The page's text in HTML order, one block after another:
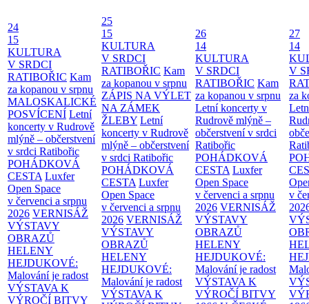
24
15
KULTURA
V SRDCI
RATIBOŘIC Kam
za kopanou v srpnu
MALOSKALICKÉ
POSVÍCENÍ Letní
koncerty v Rudrově
mlýně – občerstvení
v srdci Ratibořic
POHÁDKOVÁ
CESTA Luxfer
Open Space
v červenci a srpnu
2026 VERNISÁŽ
VÝSTAVY
OBRAZŮ
HELENY
HEJDUKOVÉ:
Malování je radost
VÝSTAVA K
VÝROČÍ BITVY
25
15
KULTURA
V SRDCI
RATIBOŘIC Kam
za kopanou v srpnu
ZÁPIS NA VÝLET
NA ZÁMEK
ŽLEBY Letní
koncerty v Rudrově
mlýně – občerstvení
v srdci Ratibořic
POHÁDKOVÁ
CESTA Luxfer
Open Space
v červenci a srpnu
2026 VERNISÁŽ
VÝSTAVY
OBRAZŮ
HELENY
HEJDUKOVÉ:
Malování je radost
VÝSTAVA K
26
14
KULTURA
V SRDCI
RATIBOŘIC Kam
za kopanou v srpnu
Letní koncerty v
Rudrově mlýně –
občerstvení v srdci
Ratibořic
POHÁDKOVÁ
CESTA Luxfer
Open Space
v červenci a srpnu
2026 VERNISÁŽ
VÝSTAVY
OBRAZŮ
HELENY
HEJDUKOVÉ:
Malování je radost
VÝSTAVA K
VÝROČÍ BITVY
27
14
V
za
v